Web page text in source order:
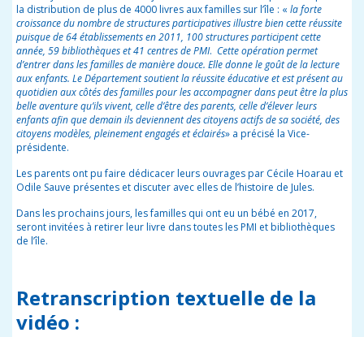
la distribution de plus de 4000 livres aux familles sur l’île : « la forte
croissance du nombre de structures participatives illustre bien cette réussite
puisque de 64 établissements en 2011, 100 structures participent cette
année, 59 bibliothèques et 41 centres de PMI. Cette opération permet
d’entrer dans les familles de manière douce. Elle donne le goût de la lecture
aux enfants. Le Département soutient la réussite éducative et est présent au
quotidien aux côtés des familles pour les accompagner dans peut être la plus
belle aventure qu’ils vivent, celle d’être des parents, celle d’élever leurs
enfants afin que demain ils deviennent des citoyens actifs de sa société, des
citoyens modèles, pleinement engagés et éclairés» a précisé la Vice-
présidente.
Les parents ont pu faire dédicacer leurs ouvrages par Cécile Hoarau et
Odile Sauve présentes et discuter avec elles de l’histoire de Jules.
Dans les prochains jours, les familles qui ont eu un bébé en 2017,
seront invitées à retirer leur livre dans toutes les PMI et bibliothèques
de l’île.
Retranscription textuelle de la
vidéo :